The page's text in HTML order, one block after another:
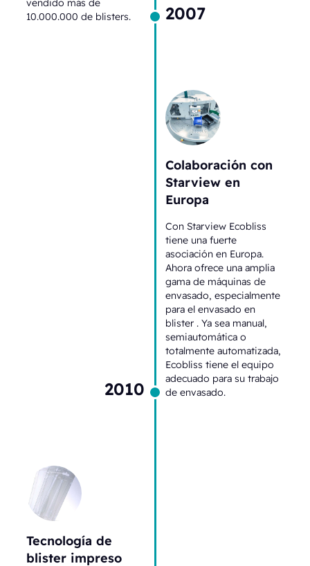
10.000.000 de blisters.
2007
2010
Colaboración con
Starview en
Europa
Con Starview Ecobliss
tiene una fuerte
asociación en Europa.
Ahora ofrece una amplia
gama de máquinas de
envasado, especialmente
para el envasado en
blister . Ya sea manual,
semiautomática o
totalmente automatizada,
Ecobliss tiene el equipo
adecuado para su trabajo
de envasado.
Tecnología de
blister impreso